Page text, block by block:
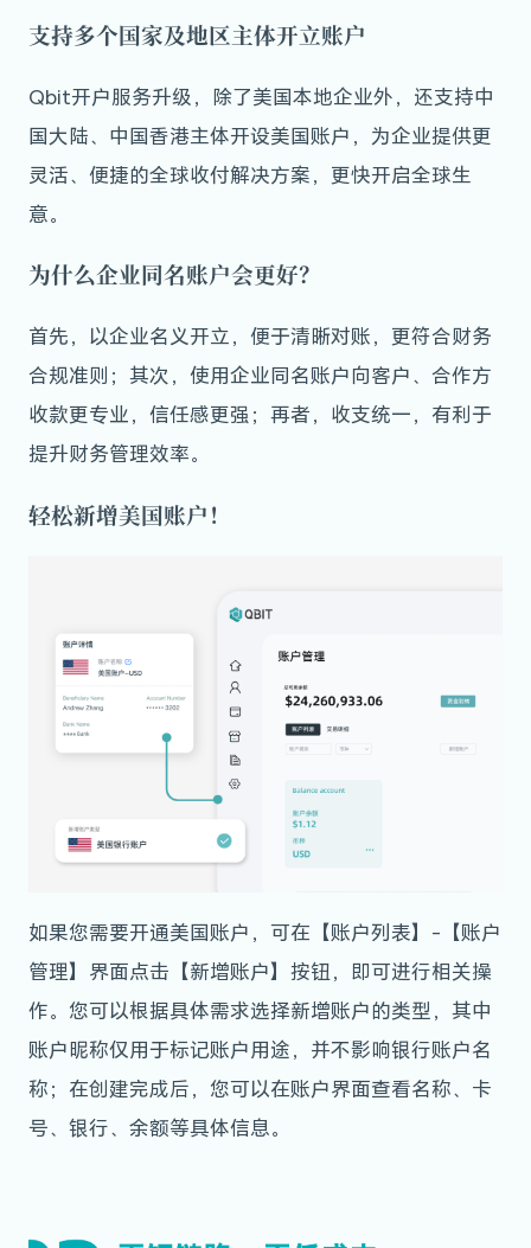
支持多个国家及地区主体开立账户
Qbit开户服务升级，除了美国本地企业外，还支持中
国大陆、中国香港主体开设美国账户，为企业提供更
灵活、便捷的全球收付解决方案，更快开启全球生
意。
为什么企业同名账户会更好？
首先，以企业名义开立，便于清晰对账，更符合财务
合规准则；其次 ，使用企业同名账户向客户、合作方
收款更专业，信任感更强；再者，收支统一，有利于
提升财务管理效率。
轻松新增美国账户！
如果您需要开通美国账户，可在【账户列表】-【账户
管理】界面点击【新增账户】按钮，即可进行相关操
作。 您可以根据具体需求选择新增账户的类型，其中
账户昵称仅用于标记账户用途，并不影响银行账户名
称；在创建完成后，您可以在账户界面查看名称、卡
号、银行、余额等具体信息。